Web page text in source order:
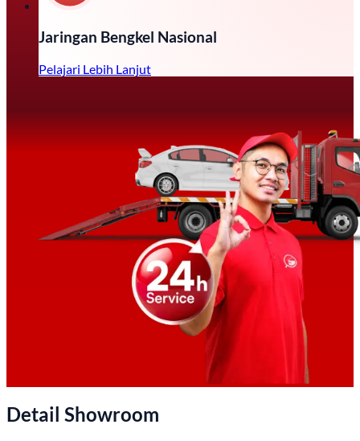
Jaringan Bengkel Nasional
Pelajari Lebih Lanjut
Detail Showroom